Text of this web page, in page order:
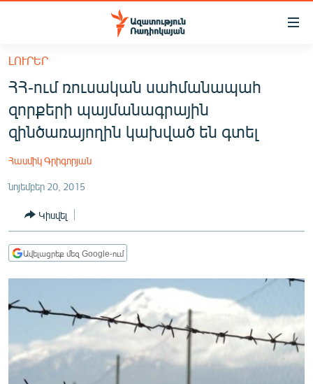
Մատչելիության
հիմնական
բովանդակությանը
հիմնական
մենյուին
ՔԱՂԱՔԱԿԱՆ
ՏՆՏԵՍՈՒԹՅՈՒՆ
ՂԱՐԱԲԱՂ
ՏԱՐԱԾԱՇՐՋԱՆ
ՄԻՋԱԶԳԱՅԻՆ
ՄՇԱԿՈՒՅԹ
ՍՊՈՐՏ
ԼՈՒՐԵՐ
ՀՀ-ում ռուսական սահմանապահ
զորքերի պայմանագրային
զինծառայողին կախված են գտել
Հասմիկ Գրիգորյան
նոյեմբեր 20, 2015
Կիսվել
Ավելացրեք մեզ Google-ում